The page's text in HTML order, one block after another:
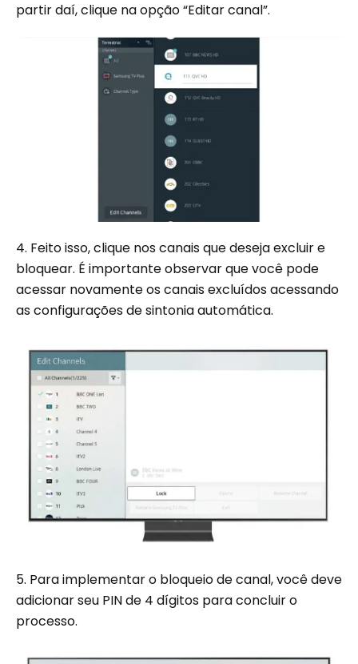
partir daí, clique na opção “Editar canal”.
4. Feito isso, clique nos canais que deseja excluir e
bloquear. É importante observar que você pode
acessar novamente os canais excluídos acessando
as configurações de sintonia automática.
5. Para implementar o bloqueio de canal, você deve
adicionar seu PIN de 4 dígitos para concluir o
processo.